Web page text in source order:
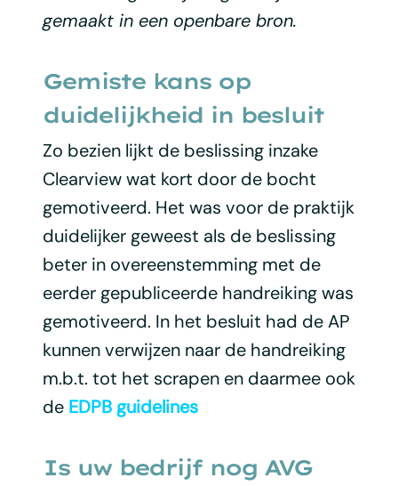
gemaakt in een openbare bron.
Gemiste kans op
duidelijkheid in besluit
Zo bezien lijkt de beslissing inzake
Clearview wat kort door de bocht
gemotiveerd. Het was voor de praktijk
duidelijker geweest als de beslissing
beter in overeenstemming met de
eerder gepubliceerde handreiking was
gemotiveerd. In het besluit had de AP
kunnen verwijzen naar de handreiking
m.b.t. tot het scrapen en daarmee ook
de EDPB guidelines
Is uw bedrijf nog AVG